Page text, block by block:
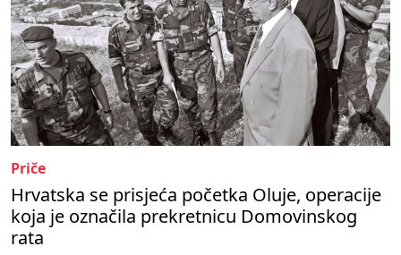
Priče
Hrvatska se prisjeća početka Oluje, operacije
koja je označila prekretnicu Domovinskog
rata